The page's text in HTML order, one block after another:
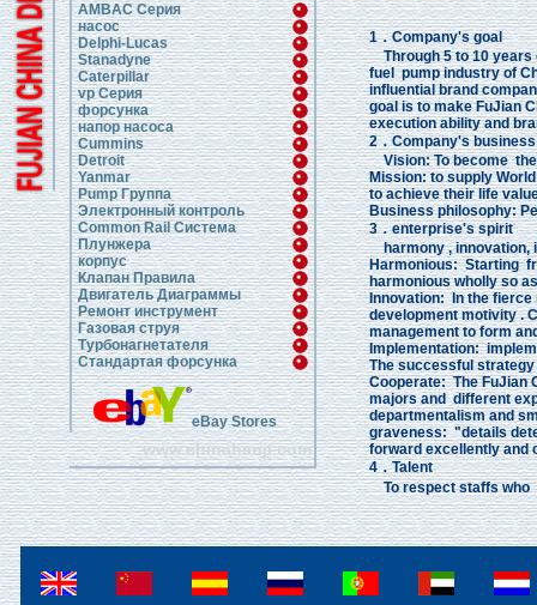
AMBAC Серия
насос
Delphi-Lucas
Stanadyne
Caterpillar
vp Серия
форсунка
напор насоса
Cummins
Detroit
Yanmar
Pump Группа
Электронный контроль
Common Rail Система
Плунжера
корпус
Клапан Правила
Двигатель Диаграммы
Ремонт инструмент
Газовая струя
Турбонагнетателя
Стандартая форсунка
eBay Stores
www.chinahanji.com
1．Company's goal
Through 5 to 10 years
fuel pump industry of
influential brand
goal is to make FuJian
execution ability and
2．Company's
Vision: To become the
Mission: to supply
to achieve their life
Business philosophy:
3．enterprise's spirit
harmony , innovation,
Harmonious: Starting
harmonious wholly so
Innovation: In the
development motivity .
management to form
Implementation:
The successful
Cooperate: The FuJian
majors and different
departmentalism and
graveness: "details
forward excellently and
4．Talent
To respect staffs who